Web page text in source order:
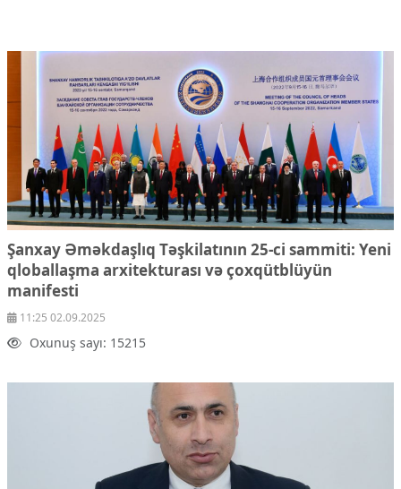
Şanxay Əməkdaşlıq Təşkilatının 25-ci sammiti: Yeni
qloballaşma arxitekturası və çoxqütblüyün
manifesti
11:25 02.09.2025
Oxunuş sayı: 15215